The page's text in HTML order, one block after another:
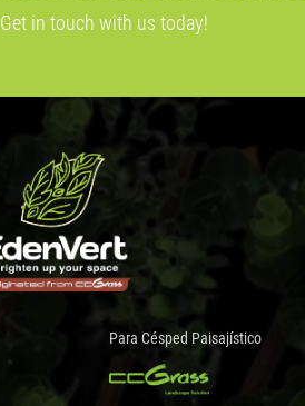
Get in touch with us today!
Para Césped Paisajístico